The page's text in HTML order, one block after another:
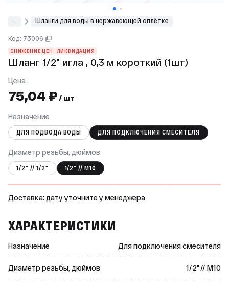
Шланги для воды в нержавеющей оплётке
Код: 73006
СНИЖЕНИЕ ЦЕН ЛИКВИДАЦИЯ
Шланг 1/2" игла , 0,3 м короткий (1шт)
Цена
75,04 ₽ / шт
Назначение
ДЛЯ ПОДВОДА ВОДЫ ДЛЯ ПОДКЛЮЧЕНИЯ СМЕСИТЕЛЯ
Диаметр резьбы, дюймов
1/2" // 1/2" 1/2" // М10
Доставка: дату уточните у менеджера
ХАРАКТЕРИСТИКИ
Назначение Для подключения смесителя
Диаметр резьбы, дюймов 1/2" // М10